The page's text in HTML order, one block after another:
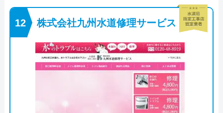
株式会社九州水道修理サービス